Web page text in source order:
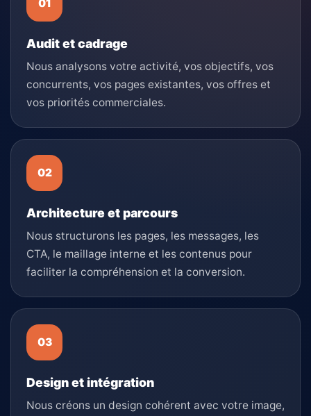
Audit et cadrage
Nous analysons votre activité, vos objectifs, vos
concurrents, vos pages existantes, vos offres et
vos priorités commerciales.
Architecture et parcours
Nous structurons les pages, les messages, les
CTA, le maillage interne et les contenus pour
faciliter la compréhension et la conversion.
Design et intégration
Nous créons un design cohérent avec votre image,